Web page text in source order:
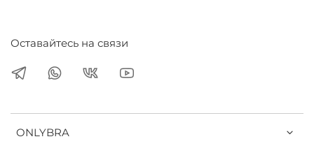
ONLYBRA
Оставайтесь на связи